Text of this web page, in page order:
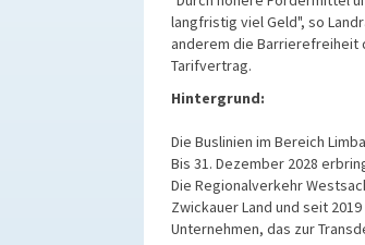
langfristig viel Geld", so
anderem die Barrierefreiheit
Tarifvertrag.
Hintergrund:
Die Buslinien im Bereich
Bis 31. Dezember 2028
Die Regionalverkehr
Zwickauer Land und seit
Unternehmen, das zur